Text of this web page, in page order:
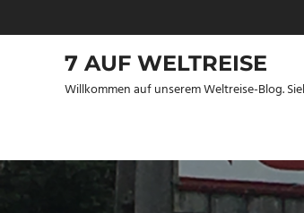
Inhalt
7 AUF WELTREISE
Willkommen auf unserem Weltreise-Blog.